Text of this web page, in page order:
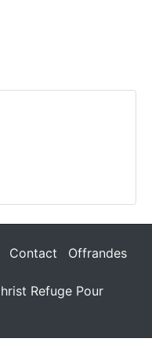
Contact
Offrandes
Refuge Pour